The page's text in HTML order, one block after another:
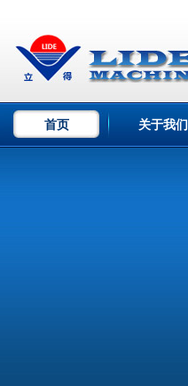
首页 关于我们